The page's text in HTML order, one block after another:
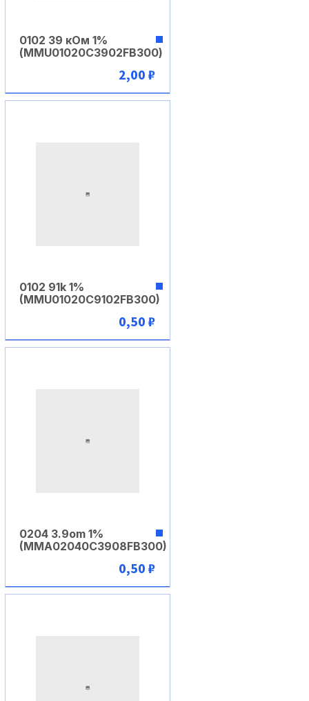
В корзину
0102 39 кОм 1%
(MMU01020C3902FB300)
2,00 ₽
В корзину
0102 91k 1%
(MMU01020C9102FB300)
0,50 ₽
В корзину
0204 3.9om 1%
(MMA02040C3908FB300)
0,50 ₽